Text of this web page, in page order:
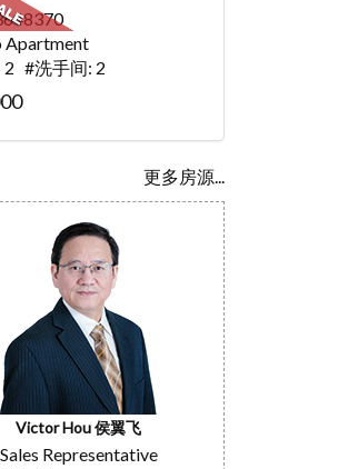
Apartment
2 #洗手间: 2
更多房源...
Victor Hou 侯翼飞
Sales Representative